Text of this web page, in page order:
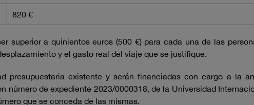
820 €
superior a quinientos euros (500 €) para cada una de las
y el gasto real del viaje que se justifique.
presupuestaria existente y serán financiadas con cargo a la
número de expediente 2023/0000318, de la Universidad
que se conceda de las mismas.